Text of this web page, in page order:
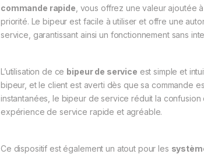
commande rapide , vous offrez une valeur ajoutée
priorité. Le bipeur est facile à utiliser et offre une
service, garantissant ainsi un fonctionnement sans
L’utilisation de ce bipeur de service est simple et
bipeur, et le client est averti dès que sa commande
instantanées, le bipeur de service réduit la confusion
expérience de service rapide et agréable.
Ce dispositif est également un atout pour les